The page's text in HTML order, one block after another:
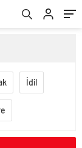
İdil